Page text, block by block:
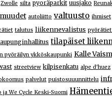
Zwolle silta pyoräparkit uusjako
autoliitto valtuusto ihmiset
talutus liikennevalistus
tilapäiset
pyöräilyn ykköskaupunki Kalle
streetview kilpisenkatu alpe d'huez
palvelut puistosuuunnittelu
We Cycle Keski-Suomi